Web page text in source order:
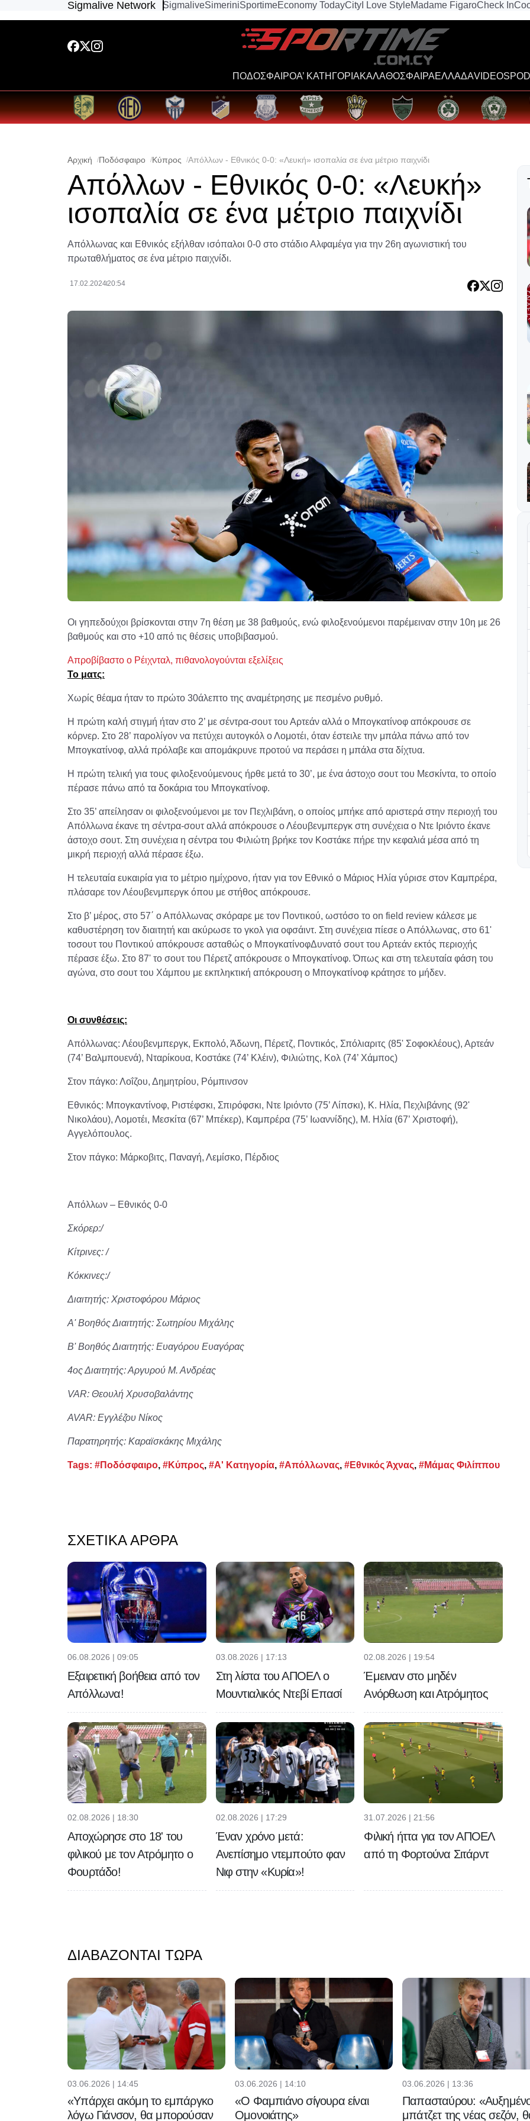
Sigmalive Network SigmaliveSimeriniSportimeEconomy TodayCity I Love StyleMadame FigaroCheck In
ΠΟΔΟΣΦΑΙΡΟΑ’ ΚΑΤΗΓΟΡΙΑΚΑΛΑΘΟΣΦΑΙΡΑΕΛΛΑΔΑVIDEOS
Αρχική Ποδόσφαιρο Κύπρος Απόλλων - Εθνικός 0-0: «Λευκή» ισοπαλία σε ένα μέτριο παιχνίδι
Απόλλων - Εθνικός 0-0: «Λευκή»
ισοπαλία σε ένα μέτριο παιχνίδι
Απόλλωνας και Εθνικός εξήλθαν ισόπαλοι 0-0 στο στάδιο Αλφαμέγα για την 26η αγωνιστική του
πρωταθλήματος σε ένα μέτριο παιχνίδι.
17.02.202420:54
Οι γηπεδούχοι βρίσκονται στην 7η θέση με 38 βαθμούς, ενώ φιλοξενούμενοι παρέμειναν στην 10η με 26
βαθμούς και στο +10 από τις θέσεις υποβιβασμού.
Απροβίβαστο ο Ρέιχνταλ, πιθανολογούνται εξελίξεις
Το ματς:
Χωρίς θέαμα ήταν το πρώτο 30άλεπτο της αναμέτρησης με πεσμένο ρυθμό.
Η πρώτη καλή στιγμή ήταν στο 2’ με σέντρα-σουτ του Αρτεάν αλλά ο Μπογκατίνοφ απόκρουσε σε
κόρνερ. Στο 28’ παρολίγον να πετύχει αυτογκόλ ο Λομοτέι, όταν έστειλε την μπάλα πάνω από τον
Μπογκατίνοφ, αλλά πρόλαβε και απομάκρυνε προτού να περάσει η μπάλα στα δίχτυα.
Η πρώτη τελική για τους φιλοξενούμενους ήρθε μετά το 30’, με ένα άστοχο σουτ του Μεσκίντα, το οποίο
πέρασε πάνω από τα δοκάρια του Μπογκατίνοφ.
Στο 35’ απείλησαν οι φιλοξενούμενοι με τον Πεχλιβάνη, ο οποίος μπήκε από αριστερά στην περιοχή του
Απόλλωνα έκανε τη σέντρα-σουτ αλλά απόκρουσε ο Λέουβενμπεργκ στη συνέχεια ο Ντε Ιριόντο έκανε
άστοχο σουτ. Στη συνέχεια η σέντρα του Φιλιώτη βρήκε τον Κοστάκε πήρε την κεφαλιά μέσα από τη
μικρή περιοχή αλλά πέρασε έξω.
Η τελευταία ευκαιρία για το μέτριο ημίχρονο, ήταν για τον Εθνικό ο Μάριος Ηλία γύρισε στον Καμπρέρα,
πλάσαρε τον Λέουβενμπεργκ όπου με στήθος απόκρουσε.
Στο β’ μέρος, στο 57΄ ο Απόλλωνας σκόραρε με τον Ποντικού, ωστόσο το on field review κάλεσε με
καθυστέρηση τον διαιτητή και ακύρωσε το γκολ για οφσάιντ. Στη συνέχεια πίεσε ο Απόλλωνας, στο 61'
τοσουτ του Ποντικού απόκρουσε ασταθώς ο ΜπογκατίνοφΔυνατό σουτ του Αρτεάν εκτός περιοχής
πέρασε έξω. Στο 87' το σουτ του Πέρετζ απόκρουσε ο Μπογκατίνοφ. Όπως και στη τελευταία φάση του
αγώνα, στο σουτ του Χάμπου με εκπληκτική απόκρουση ο Μπογκατίνοφ κράτησε το μήδεν.
Οι συνθέσεις:
Απόλλωνας: Λέουβενμπεργκ, Εκπολό, Άδωνη, Πέρετζ, Ποντικός, Σπόλιαριτς (85' Σοφοκλέους), Αρτεάν
(74’ Βαλμπουενά), Νταρίκουα, Κοστάκε (74’ Κλέιν), Φιλιώτης, Κολ (74’ Χάμπος)
Στον πάγκο: Λοΐζου, Δημητρίου, Ρόμπινσον
Εθνικός: Μπογκαντίνοφ, Ριστέφσκι, Σπιρόφσκι, Ντε Ιριόντο (75’ Λίπσκι), Κ. Ηλία, Πεχλιβάνης (92'
Νικολάου), Λομοτέι, Μεσκίτα (67’ Μπέκερ), Καμπρέρα (75’ Ιωαννίδης), Μ. Ηλία (67’ Χριστοφή),
Αγγελόπουλος.
Στον πάγκο: Μάρκοβιτς, Παναγή, Λεμίσκο, Πέρδιος
Απόλλων – Εθνικός 0-0
Σκόρερ:/
Κίτρινες: /
Κόκκινες:/
Διαιτητής: Χριστοφόρου Μάριος
Α' Βοηθός Διαιτητής: Σωτηρίου Μιχάλης
Β' Βοηθός Διαιτητής: Ευαγόρου Ευαγόρας
4ος Διαιτητής: Αργυρού Μ. Ανδρέας
VAR: Θεουλή Χρυσοβαλάντης
AVAR: Εγγλέζου Νίκος
Παρατηρητής: Καραϊσκάκης Μιχάλης
Tags: #Ποδόσφαιρο, #Κύπρος, #Α' Κατηγορία, #Απόλλωνας, #Εθνικός Άχνας, #Μάμας Φιλίππου
ΣΧΕΤΙΚΆ ΆΡΘΡΑ
06.08.2026 | 09:05
Εξαιρετική βοήθεια από τον
Απόλλωνα!
03.08.2026 | 17:13
Στη λίστα του ΑΠΟΕΛ ο
Μουντιαλικός Ντεβί Επασί
02.08.2026 | 19:54
Έμειναν στο μηδέν
Ανόρθωση και Ατρόμητος
02.08.2026 | 18:30
Αποχώρησε στο 18' του
φιλικού με τον Ατρόμητο ο
Φουρτάδο!
02.08.2026 | 17:29
Έναν χρόνο μετά:
Ανεπίσημο ντεμπούτο φαν
Νιφ στην «Κυρία»!
31.07.2026 | 21:56
Φιλική ήττα για τον ΑΠΟΕΛ
από τη Φορτούνα Σιτάρντ
ΔΙΑΒΆΖΟΝΤΑΙ ΤΏΡΑ
03.06.2026 | 14:45
«Υπάρχει ακόμη το εμπάργκο
λόγω Γιάνσον, θα μπορούσαν
03.06.2026 | 14:10
«Ο Φαμπιάνο σίγουρα είναι
Ομονοιάτης»
03.06.2026 | 13:36
Παπασταύρου:
μπάτζετ της νέας σεζόν,